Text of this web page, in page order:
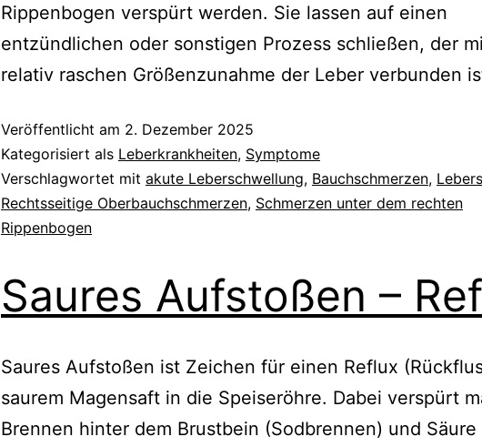
Rippenbogen verspürt werden. Sie lassen auf einen
entzündlichen oder sonstigen Prozess schließen, der
relativ raschen Größenzunahme der Leber verbunden
Veröffentlicht am 2. Dezember 2025
Kategorisiert als Leberkrankheiten, Symptome
Verschlagwortet mit akute Leberschwellung, Bauchschmerzen,
Rechtsseitige Oberbauchschmerzen, Schmerzen unter dem rechten
Rippenbogen
Saures Aufstoßen –
Saures Aufstoßen ist Zeichen für einen Reflux
saurem Magensaft in die Speiseröhre. Dabei verspürt
Brennen hinter dem Brustbein (Sodbrennen) und Säure